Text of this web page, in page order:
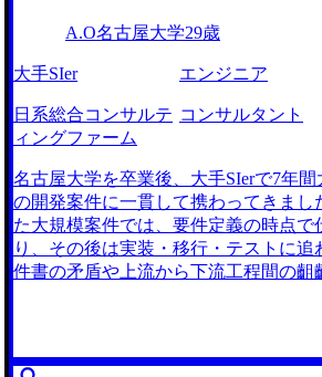
A.O名古屋大学29歳
大手SIer エンジニア
日系総合コンサルテ
ィングファーム
コンサルタント
名古屋大学を卒業後、大手SIerで7年
の開発案件に一貫して携わってきまし
た大規模案件では、要件定義の時点で
り、その後は実装・移行・テストに
件書の矛盾や上流から下流工程間の齟
た。そのため、「システム化以前の、
ェーズから関われる仕事がしたい」と